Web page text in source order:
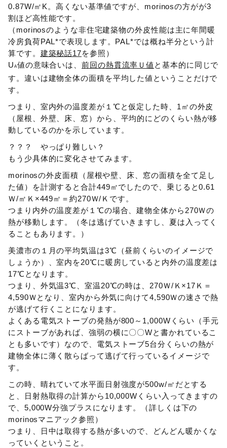
0.87W/㎡K。高くない基準値ですが、morinosの方がが3
割ほど高性能です。
（morinosのような非住宅建築物の外皮性能は主に年間暖
冷房負荷PAL*で表現します。PAL*では概ね半分という計
算です。 建築秘話17を参照）
U A値の意味合いは、前回の熱貫流率Ｕ値 と基本的に同じで
す。違いは建物全体の面積を平均した値ということだけで
す。
つまり、室内外の温度差が１℃と仮定した時、1㎡の外皮
（屋根、外壁、床、窓）から、平均的にどのくらい熱が移
動しているのかを示しています。
？？？ やっぱり難しい？
もう少具体的に変化させてみます。
morinosの外皮面積（屋根や壁、床、窓の面積を全て足し
た値）を計測すると合計449㎡でしたので、乗じると0.61
Ｗ/㎡Ｋ×449㎡＝約270Ｗ/Ｋです。
つまり内外の温度差が１℃の場合、建物全体から270Ｗの
熱が移動します。（冬は逃げていきますし、夏は入ってく
ることもあります。）
美濃市の１月の平均気温は3℃（昼前くらいのイメージで
しょうか）、室内を20℃に暖房していると内外の温度差は
17℃となります。
つまり、外気温3℃、室温20℃の時は、270Ｗ/Ｋ×17Ｋ＝
4,590Ｗとなり、室内から外気に向けて4,590Ｗの速さで熱
が逃げて行くことになります。
よくある電気ストーブの発熱が800～1,000Wくらい（手元
にストーブがあれば、強弱の横に〇〇Wと書かれているこ
とも多いです）なので、電気ストーブ5台分くらいの熱が
建物全体に薄く散らばって逃げて行っているイメージで
す。
この時、晴れていて水平面日射強度が500w/㎡だとする
と、日射熱取得の計算から10,000Wくらい入ってきますの
で、5,000W分強プラスになります。（詳しくは下の
morinosマニアック参照）
つまり、日中は取得する熱が多いので、どんどん暖かくな
っていくということ。